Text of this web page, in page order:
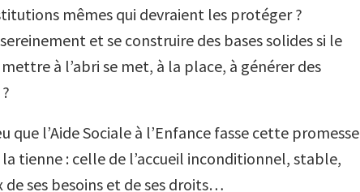
mêmes qui devraient les protéger ?
et se construire des bases solides si le
à l’abri se met, à la place, à générer des
que l’Aide Sociale à l’Enfance fasse cette promesse
tienne : celle de l’accueil inconditionnel, stable,
ses besoins et de ses droits…